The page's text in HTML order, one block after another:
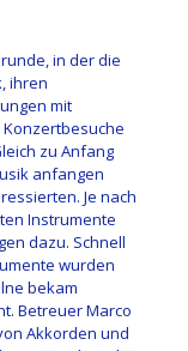
in der die
ihren
mit
zu Anfang
anfangen
Je nach
Instrumente
dazu. Schnell
wurden
bekam
Betreuer Marco
Akkorden und